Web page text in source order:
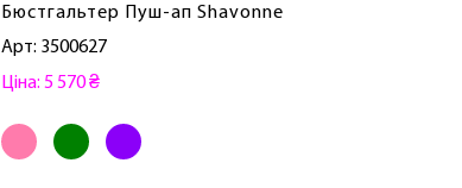
Бюстгальтер Пуш-ап Shavonne
Арт: 3500627
Ціна: 5 570 ₴